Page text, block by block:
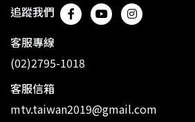
追蹤我們
客服專線
(02)2795-1018
客服信箱
mtv.taiwan2019@gmail.com